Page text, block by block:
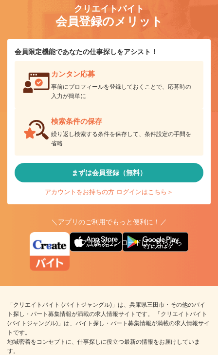
クリエイトバイト
会員登録のメリット
会員限定機能であなたの仕事探しをアシスト！
カンタン応募
事前にプロフィールを登録しておくことで、応募時の
入力が簡単に
検索条件の保存
繰り返し検索する条件を保存して、条件設定の手間を
省略
まずは会員登録（無料）
アカウントをお持ちの方 ログインはこちら＞
＼アプリのご利用でもっと便利に！／
アプリ版ダウンロードはこちらから
「クリエイトバイト (バイトジャングル)」は、兵庫県三田市・その他のバイ
ト探し・パート募集情報が満載の求人情報サイトです。 「クリエイトバイト
(バイトジャングル)」は、バイト探し・パート募集情報が満載の求人情報サイ
トです。
地域密着をコンセプトに、仕事探しに役立つ最新の情報をお届けしていま
す。